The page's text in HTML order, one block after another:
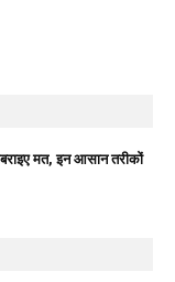
मत, इन आसान तरीकों